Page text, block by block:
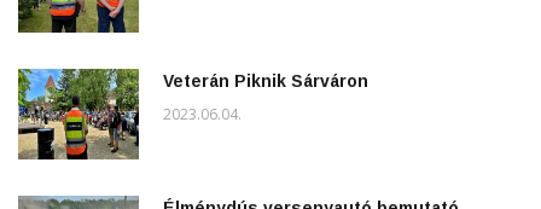
Veterán Piknik Sárváron
2023.06.04.